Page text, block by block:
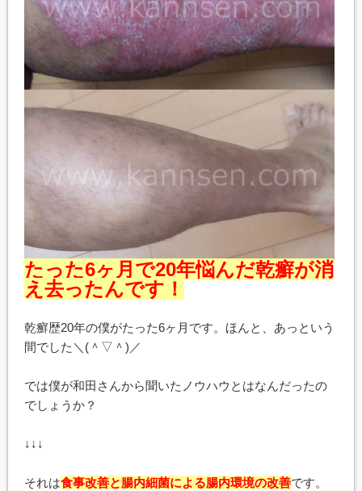
たった6ヶ月で20年悩んだ乾癬が消
え去ったんです！
乾癬歴20年の僕がたった6ヶ月です。ほんと、あっという
間でした＼(＾▽＾)／
では僕が和田さんから聞いたノウハウとはなんだったの
でしょうか？
↓↓↓
それは食事改善と腸内細菌による腸内環境の改善です。